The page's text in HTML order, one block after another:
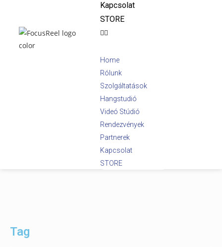
Kapcsolat
STORE
Home
Rólunk
Szolgáltatások
Hangstudió
Videó Stúdió
Rendezvények
Partnerek
Kapcsolat
STORE
Tag